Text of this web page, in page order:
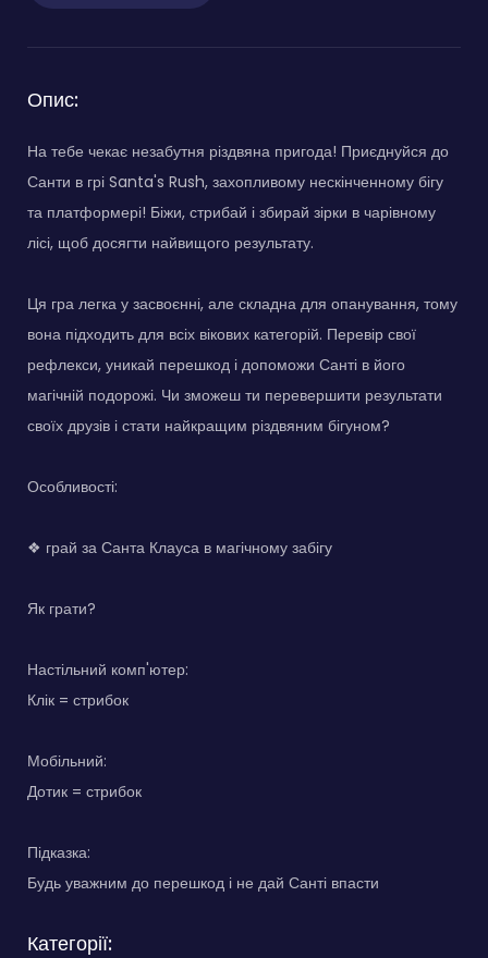
Опис:
На тебе чекає незабутня різдвяна пригода! Приєднуйся до
Санти в грі Santa's Rush, захопливому нескінченному бігу
та платформері! Біжи, стрибай і збирай зірки в чарівному
лісі, щоб досягти найвищого результату.
Ця гра легка у засвоєнні, але складна для опанування, тому
вона підходить для всіх вікових категорій. Перевір свої
рефлекси, уникай перешкод і допоможи Санті в його
магічній подорожі. Чи зможеш ти перевершити результати
своїх друзів і стати найкращим різдвяним бігуном?
Особливості:
❖ грай за Санта Клауса в магічному забігу
Як грати?
Настільний комп'ютер:
Клік = стрибок
Мобільний:
Дотик = стрибок
Підказка:
Будь уважним до перешкод і не дай Санті впасти
Категорії: